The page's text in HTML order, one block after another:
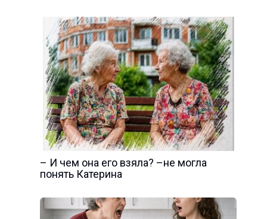
– И чем она его взяла? –не могла
понять Катерина